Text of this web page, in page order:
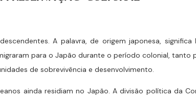
A palavra, de origem japonesa, significa
para o Japão durante o período colonial, tanto
de sobrevivência e desenvolvimento.
ainda residiam no Japão. A divisão política da